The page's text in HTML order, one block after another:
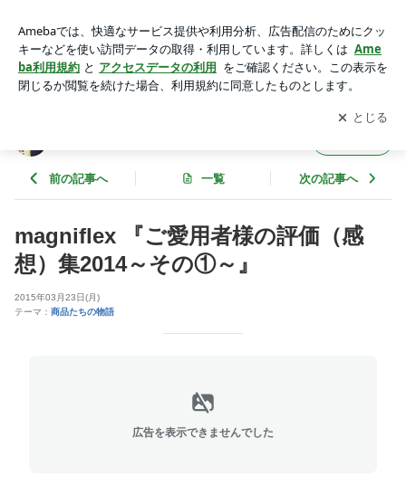
ウメナ寝具の快眠BLOG
アプリをダウンロードして ブログの更新通知
を受け取りまし
ょう。
開く
前の記事へ 一覧 次の記事へ
magniflex 『ご愛用者様の評価（感
想）集2014～その①～』
2015年03月23日(月)
テーマ： 商品たちの物語
広告を表示できませんでした